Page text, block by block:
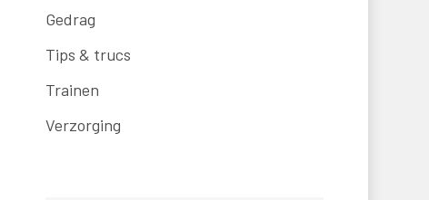
Gedrag
Tips & trucs
Trainen
Verzorging